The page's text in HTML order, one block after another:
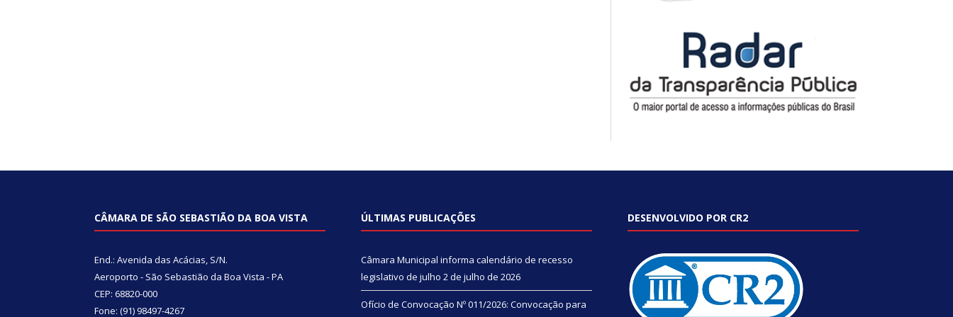
CÂMARA DE SÃO SEBASTIÃO DA BOA VISTA
End.: Avenida das Acácias, S/N.
Aeroporto - São Sebastião da Boa Vista - PA
CEP: 68820-000
Fone: (91) 98497-4267
ÚLTIMAS PUBLICAÇÕES
Câmara Municipal informa calendário de recesso
legislativo de julho 2 de julho de 2026
Ofício de Convocação Nº 011/2026: Convocação para
DESENVOLVIDO POR CR2